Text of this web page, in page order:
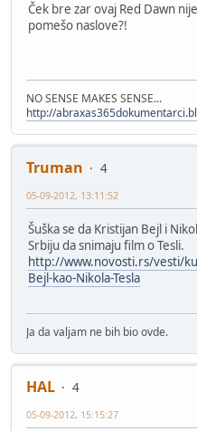
Ček bre zar ovaj Red Dawn
pomešo naslove?!
NO SENSE MAKES SENSE...
http://
Truman
4
05-09-2012, 13:11:52
Šuška se da Kristijan Bejl i
Srbiju da snimaju film o Tesli.
http://www.novosti.rs/vesti/
Bejl-kao-Nikola-Tesla
Ja da valjam ne bih bio ovde.
HAL
4
05-09-2012, 15:15:27